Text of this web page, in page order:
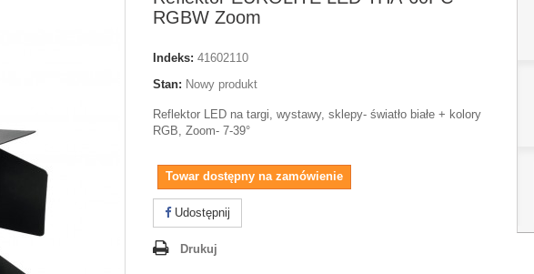
RGBW Zoom
Indeks: 41602110
Stan: Nowy produkt
Reflektor LED na targi, wystawy, sklepy- światło białe + kolory
RGB, Zoom- 7-39°
Towar dostępny na zamówienie
Udostępnij
Drukuj